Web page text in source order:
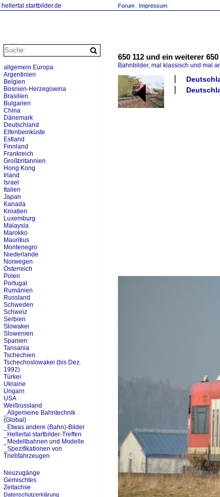
hellertal.startbilder.de Forum Impressum
650 112 und ein weiterer
Bahnbilder, mal klassisch und mal
allgemein Europa
Argentinien
Belgien
Bosnien-Herzegowina
Brasilien
Bulgarien
China
Dänemark
Deutschland
Elfenbeinküste
Estland
Finnland
Frankreich
Großbritannien
Hong Kong
Irland
Israel
Italien
Japan
Kanada
Kroatien
Luxemburg
Malaysia
Marokko
Mauritius
Montenegro
Niederlande
Norwegen
Österreich
Polen
Portugal
Rumänien
Russland
Schweden
Schweiz
Serbien
Slowakei
Slowenien
Spanien
Tansania
Tschechien
Tschechoslowakei (bis Dez.
1992)
Türkei
Ukraine
Ungarn
USA
Weißrussland
_Allgemeine Bahntechnik
(Global)
_Etwas andere (Bahn)-Bilder
_Hellertal startbilder-Treffen
_Modellbahnen und Modelle
_Spezifikationen von
Triebfahrzeugen
Neuzugänge
Gemischtes
Zeitachse
Datenschutzerklärung